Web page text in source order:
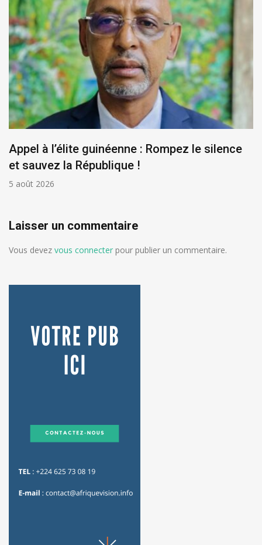
Appel à l’élite guinéenne : Rompez le silence
et sauvez la République !
5 août 2026
Laisser un commentaire
Vous devez vous connecter pour publier un commentaire.